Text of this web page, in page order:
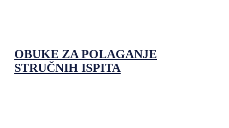
OBUKE ZA POLAGANJE
STRUČNIH ISPITA